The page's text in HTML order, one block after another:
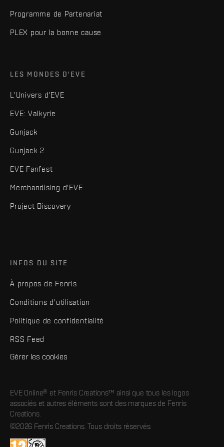
Programme de Partenariat
PLEX pour la bonne cause
LES MONDES D'EVE
L'Univers d'EVE
EVE: Valkyrie
Gunjack
Gunjack 2
EVE Fanfest
Merchandising d'EVE
Project Discovery
INFOS DU SITE
À propos de Fenris
Conditions d'utilisation
Politique de confidentialité
RSS Feed
Gérer les cookies
EVE Online® et Fenris Creations™ ainsi que tous les logos
associés et autres éléments sont des marques de Fenris
Creations.
©2026 Fenris Creations. Tous droits réservés.